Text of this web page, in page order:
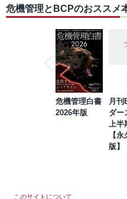
危機管理とBCPのおススメ
危機管理白書
2026年版
月刊
ダー
上
【
版】
このサイトについて